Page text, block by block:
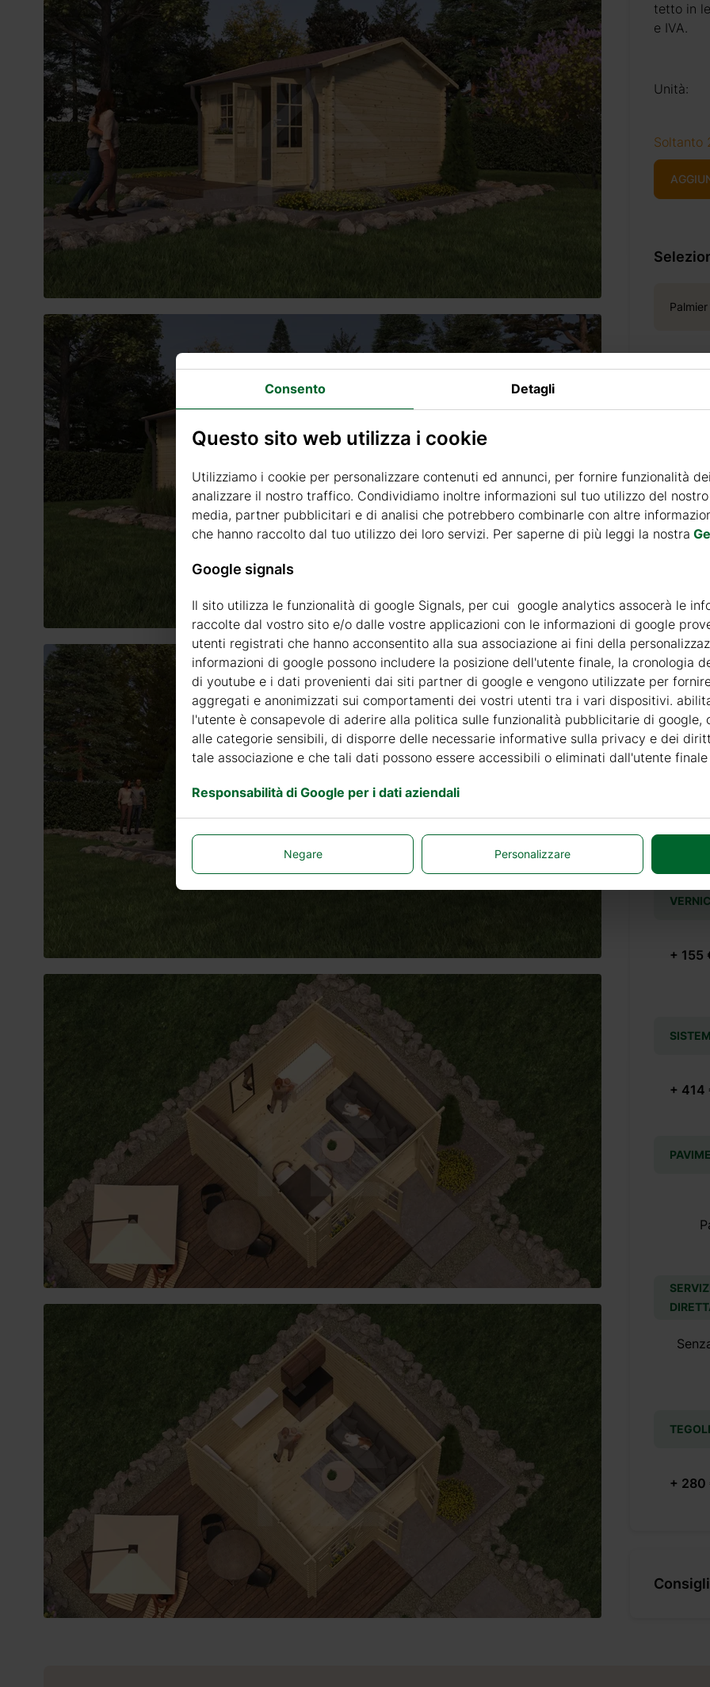
tetto in
e IVA.
Unità:
Soltanto
Consegna
Prezzo di
+ 69 €
+ 69 €
+ 155
+ 414
+ 280
Consento Detagli
Questo sito web utilizza i cookie
Utilizziamo i cookie per personalizzare contenuti ed annunci, per fornire funzionalità
analizzare il nostro traffico. Condividiamo inoltre informazioni sul tuo utilizzo del
media, partner pubblicitari e di analisi che potrebbero combinarle con altre
che hanno raccolto dal tuo utilizzo dei loro servizi. Per saperne di più leggi la nostra
Google signals
Il sito utilizza le funzionalità di google Signals, per cui google analytics assocerà le
raccolte dal vostro sito e/o dalle vostre applicazioni con le informazioni di google
utenti registrati che hanno acconsentito alla sua associazione ai fini della
informazioni di google possono includere la posizione dell'utente finale, la cronologia
di youtube e i dati provenienti dai siti partner di google e vengono utilizzate per
aggregati e anonimizzati sui comportamenti dei vostri utenti tra i vari dispositivi.
l'utente è consapevole di aderire alla politica sulle funzionalità pubblicitarie di google,
alle categorie sensibili, di disporre delle necessarie informative sulla privacy e dei
tale associazione e che tali dati possono essere accessibili o eliminati dall'utente
Responsabilità di Google per i dati aziendali
Negare Personalizzare